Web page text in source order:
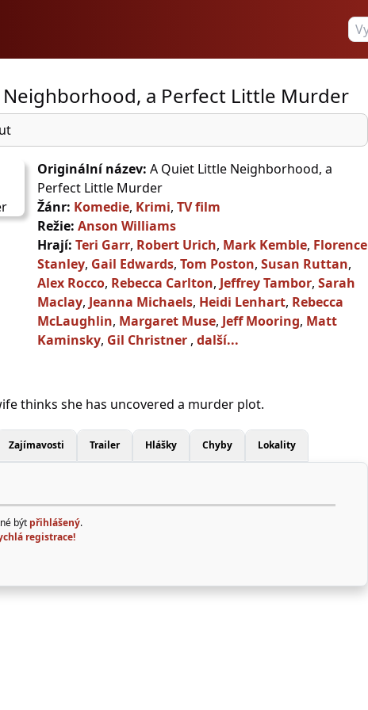
a Perfect Little Murder
Originální název: A Quiet Little Neighborhood, a
Perfect Little Murder
Žánr: Komedie, Krimi, TV film
Režie: Anson Williams
Hrají: Teri Garr, Robert Urich, Mark Kemble, Florence
Stanley, Gail Edwards, Tom Poston, Susan Ruttan,
Alex Rocco, Rebecca Carlton, Jeffrey Tambor, Sarah
Maclay, Jeanna Michaels, Heidi Lenhart, Rebecca
McLaughlin, Margaret Muse, Jeff Mooring, Matt
Kaminsky, Gil Christner , další...
thinks she has uncovered a murder plot.
Zajímavosti Trailer Hlášky Chyby Lokality
být přihlášený.
registrace!